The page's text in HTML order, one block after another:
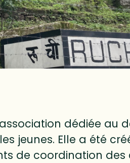
dédiée au
jeunes. Elle a été
de coordination